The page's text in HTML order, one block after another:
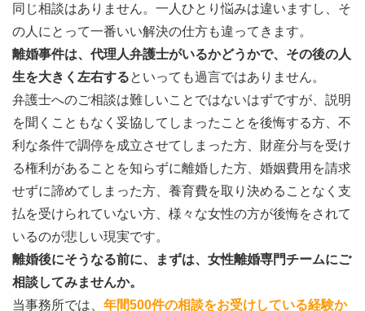
同じ相談はありません。一人ひとり悩みは違いますし、そ
の人にとって一番いい解決の仕方も違ってきます。
離婚事件は、代理人弁護士がいるかどうかで、その後の人
生を大きく左右するといっても過言ではありません。
弁護士へのご相談は難しいことではないはずですが、説明
を聞くこともなく妥協してしまったことを後悔する方、不
利な条件で調停を成立させてしまった方、財産分与を受け
る権利があることを知らずに離婚した方、婚姻費用を請求
せずに諦めてしまった方、養育費を取り決めることなく支
払を受けられていない方、様々な女性の方が後悔をされて
いるのが悲しい現実です。
離婚後にそうなる前に、まずは、女性離婚専門チームにご
相談してみませんか。
当事務所では、 年間500件の相談をお受けしている経験か